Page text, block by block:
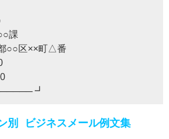
課
○○区××町△番
┛
別 ビジネスメール例文集